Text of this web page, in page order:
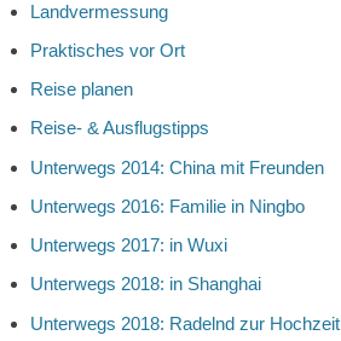
Landvermessung
Praktisches vor Ort
Reise planen
Reise- & Ausflugstipps
Unterwegs 2014: China mit Freunden
Unterwegs 2016: Familie in Ningbo
Unterwegs 2017: in Wuxi
Unterwegs 2018: in Shanghai
Unterwegs 2018: Radelnd zur Hochzeit